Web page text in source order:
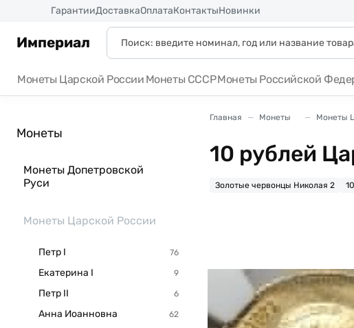
ГарантииДоставкаОплатаКонтактыНовинки
Империал
Монеты Царской России Монеты СССРМонеты Российской
Монеты
Монеты Допетровской
Руси
Монеты Царской России
Петр I
Екатерина I
Петр II
Анна Иоанновна
Главная Монеты Монеты
10 рублей
Золотые червонцы Николая 2